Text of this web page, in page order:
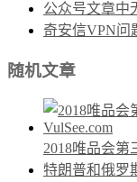
公众号文章中
奇安信VPN问
随机文章
2018唯品会第
特朗普和俄罗